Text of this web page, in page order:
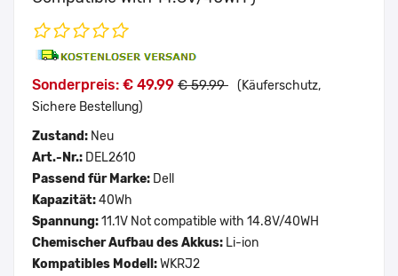
Sonderpreis: € 49.99 € 59.99 (Käuferschutz,
Sichere Bestellung)
Zustand: Neu
Art.-Nr.: DEL2610
Passend für Marke: Dell
Kapazität:40Wh
Spannung:11.1V Not compatible with 14.8V/40WH
Chemischer Aufbau des Akkus: Li-ion
Kompatibles Modell:WKRJ2